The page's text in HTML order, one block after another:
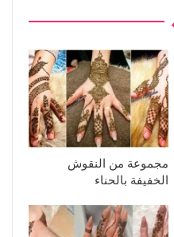
مجموعة من النقوش
الخفيفة بالحناء